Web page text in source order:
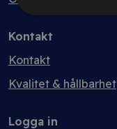
Kontakt
Kontakt
Kvalitet & hållbarhet
Logga in